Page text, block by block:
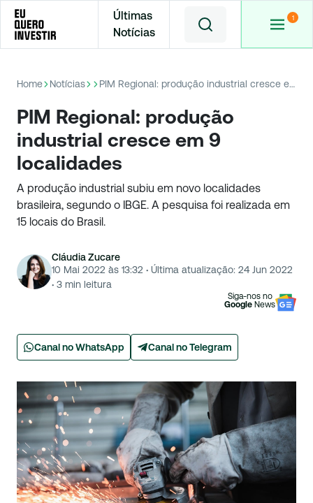
Últimas
Notícias
Home Notícias PIM Regional: produção industrial cresce em 9 localidades
PIM Regional: produção
industrial cresce em 9
localidades
A produção industrial subiu em novo localidades
brasileira, segundo o IBGE. A pesquisa foi realizada em
15 locais do Brasil.
Cláudia Zucare
10 Mai 2022 às 13:32 · Última atualização: 24 Jun 2022
· 3 min leitura
Siga-nos no
Google News
Canal no WhatsApp Canal no Telegram